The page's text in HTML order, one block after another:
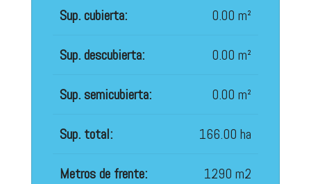
Sup. cubierta: 0.00 m²
Sup. descubierta: 0.00 m²
Sup. semicubierta: 0.00 m²
Sup. total: 166.00 ha
Metros de frente: 1290 m2